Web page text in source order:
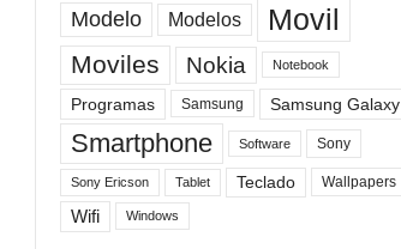
Modelo Modelos Movil
Moviles Nokia Notebook
Programas Samsung Samsung Galaxy
Smartphone Software Sony
Sony Ericson Tablet Teclado Wallpapers
Wifi Windows